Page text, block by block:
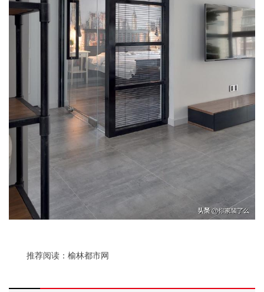
推荐阅读： 榆林都市网